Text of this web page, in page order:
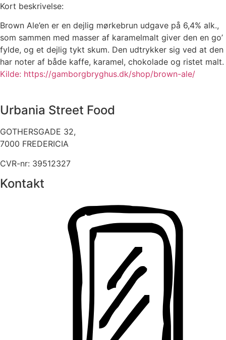
Kort beskrivelse:
Brown Ale’en er en dejlig mørkebrun udgave på 6,4% alk.,
som sammen med masser af karamelmalt giver den en go’
fylde, og et dejlig tykt skum. Den udtrykker sig ved at den
har noter af både kaffe, karamel, chokolade og ristet malt.
Kilde: https://gamborgbryghus.dk/shop/brown-ale/
Urbania Street Food
GOTHERSGADE 32,
7000 FREDERICIA
CVR-nr: 39512327
Kontakt